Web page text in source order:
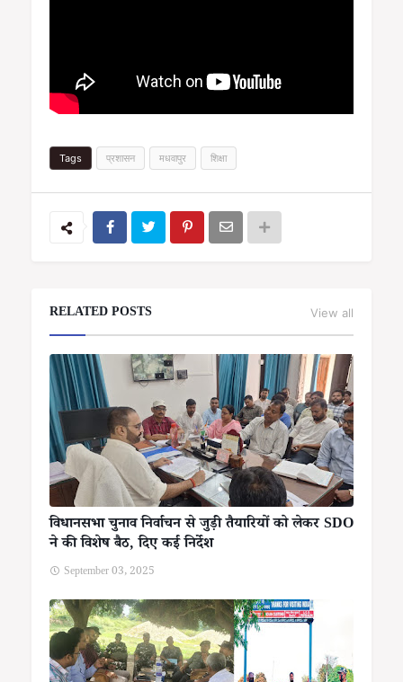
Tags प्रशासन मधवापुर शिक्षा
RELATED POSTS View all
विधानसभा चुनाव निर्वाचन से जुड़ी तैयारियों को लेकर SDO
ने की विशेष बैठ, दिए कई निर्देश
September 03, 2025